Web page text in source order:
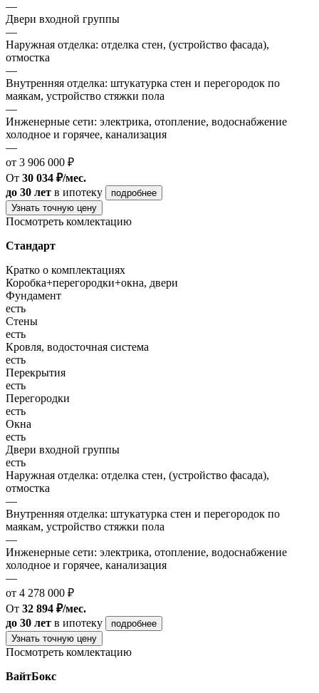
—
Двери входной группы
—
Наружная отделка: отделка стен, (устройство фасада),
отмостка
—
Внутренняя отделка: штукатурка стен и перегородок по
маякам, устройство стяжки пола
—
Инженерные сети: электрика, отопление, водоснабжение
холодное и горячее, канализация
—
от 3 906 000 ₽
От 30 034 ₽/мес.
до 30 лет в ипотеку
подробнее
Узнать точную цену
Посмотреть комлектацию
Стандарт
Кратко о комплектациях
Коробка+перегородки+окна, двери
Фундамент
есть
Стены
есть
Кровля, водосточная система
есть
Перекрытия
есть
Перегородки
есть
Окна
есть
Двери входной группы
есть
Наружная отделка: отделка стен, (устройство фасада),
отмостка
—
Внутренняя отделка: штукатурка стен и перегородок по
маякам, устройство стяжки пола
—
Инженерные сети: электрика, отопление, водоснабжение
холодное и горячее, канализация
—
от 4 278 000 ₽
От 32 894 ₽/мес.
до 30 лет в ипотеку
подробнее
Узнать точную цену
Посмотреть комлектацию
ВайтБокс